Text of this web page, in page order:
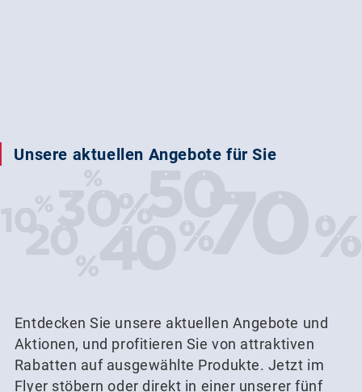
Unsere aktuellen Angebote für Sie
Entdecken Sie unsere aktuellen Angebote und
Aktionen, und profitieren Sie von attraktiven
Rabatten auf ausgewählte Produkte. Jetzt im
Flyer stöbern oder direkt in einer unserer fünf